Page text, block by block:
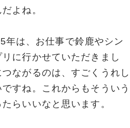
よね。
年は、お仕事で鈴鹿やシン
に行かせていただきまし
ながるのは、すごくうれし
すね。これからもそういう
らいいなと思います。